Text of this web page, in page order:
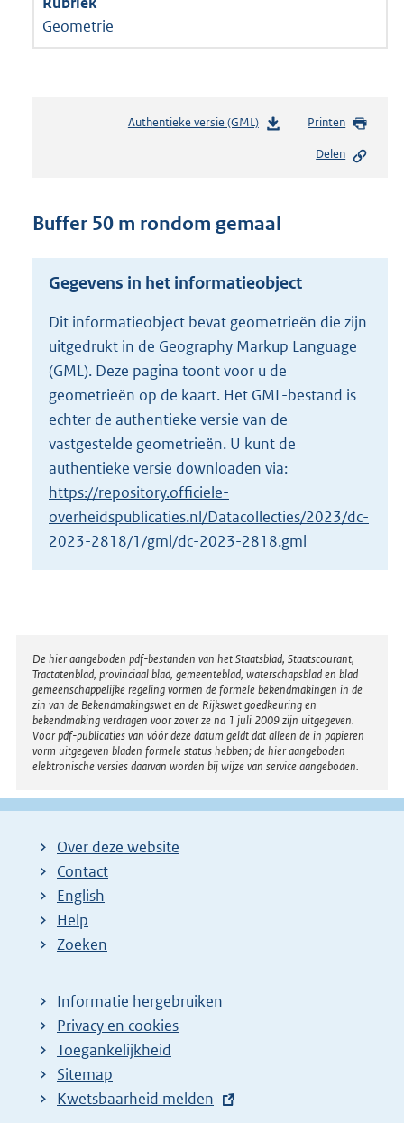
Geometrie
Authentieke versie (GML)b
n
s
r
o
t
t
e
4
1
9
Printen
Delen
Buffer 50 m rondom gemaal
Gegevens in het informatieobject
Dit informatieobject bevat geometrieën die zijn
uitgedrukt in de Geography Markup Language
(GML). Deze pagina toont voor u de
geometrieën op de kaart. Het GML-bestand is
echter de authentieke versie van de
vastgestelde geometrieën. U kunt de
authentieke versie downloaden via:
https://repository.officiele-
overheidspublicaties.nl/Datacollecties/2023/dc-
2023-2818/1/gml/dc-2023-2818.gml
Disclaimer
De hier aangeboden pdf-bestanden van het Staatsblad, Staatscourant,
Tractatenblad, provinciaal blad, gemeenteblad, waterschapsblad en blad
gemeenschappelijke regeling vormen de formele bekendmakingen in de
zin van de Bekendmakingswet en de Rijkswet goedkeuring en
bekendmaking verdragen voor zover ze na 1 juli 2009 zijn uitgegeven.
Voor pdf-publicaties van vóór deze datum geldt dat alleen de in papieren
vorm uitgegeven bladen formele status hebben; de hier aangeboden
elektronische versies daarvan worden bij wijze van service aangeboden.
Over deze website
Contact
English
Help
Zoeken
Informatie hergebruiken
Privacy en cookies
Toegankelijkheid
Sitemap
E
Kwetsbaarheid melden